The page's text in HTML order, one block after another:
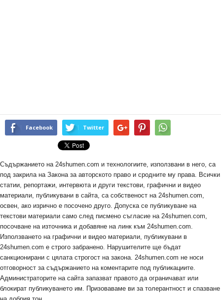
Facebook Twitter
Съдържанието на 24shumen.com и технологиите, използвани в него, са
под закрила на Закона за авторското право и сродните му права. Всички
статии, репортажи, интервюта и други текстови, графични и видео
материали, публикувани в сайта, са собственост на 24shumen.com,
освен, ако изрично е посочено друго. Допуска се публикуване на
текстови материали само след писмено съгласие на 24shumen.com,
посочване на източника и добавяне на линк към 24shumen.com.
Използването на графични и видео материали, публикувани в
24shumen.com е строго забранено. Нарушителите ще бъдат
санкционирани с цялата строгост на закона. 24shumen.com не носи
отговорност за съдържанието на коментарите под публикациите.
Администраторите на сайта запазват правото да ограничават или
блокират публикуването им. Призоваваме ви за толерантност и спазване